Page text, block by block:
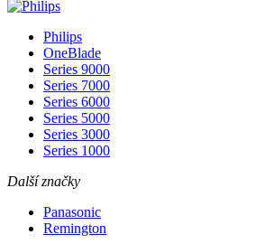
Philips
OneBlade
Series 9000
Series 7000
Series 6000
Series 5000
Series 3000
Series 1000
Další značky
Panasonic
Remington